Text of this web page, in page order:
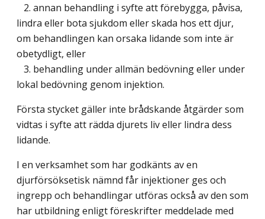
2. annan behandling i syfte att förebygga, påvisa,
lindra eller bota sjukdom eller skada hos ett djur,
om behandlingen kan orsaka lidande som inte är
obetydligt, eller
3. behandling under allmän bedövning eller under
lokal bedövning genom injektion.
Första stycket gäller inte brådskande åtgärder som
vidtas i syfte att rädda djurets liv eller lindra dess
lidande.
I en verksamhet som har godkänts av en
djurförsöksetisk nämnd får injektioner ges och
ingrepp och behandlingar utföras också av den som
har utbildning enligt föreskrifter meddelade med